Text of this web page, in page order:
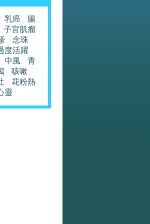
乳癌
腸
子宮肌瘤
念珠
度活躍
中風
青
咳嗽
花粉熱
靈